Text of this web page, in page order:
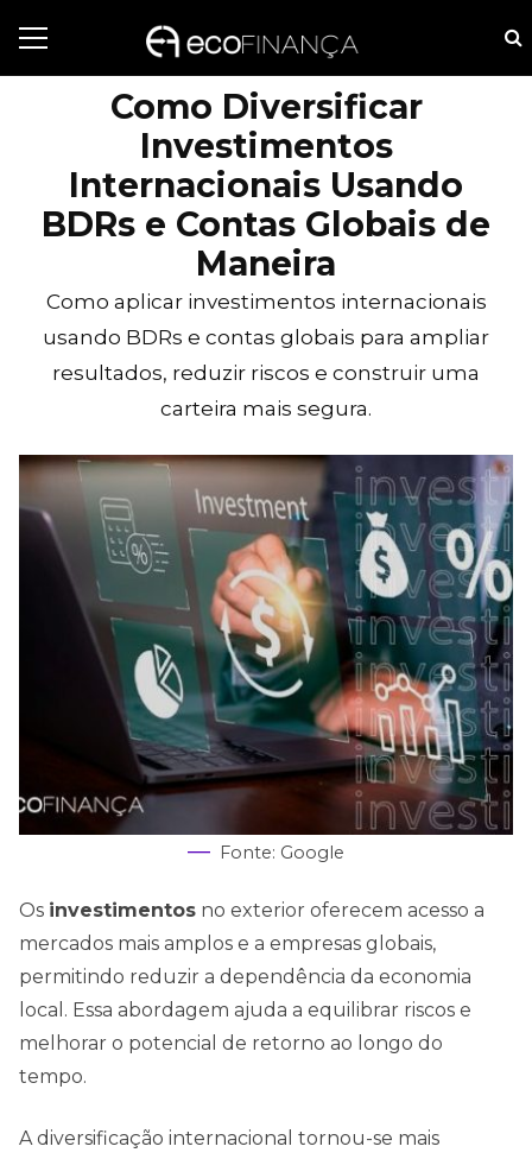
Como Diversificar
Investimentos
Internacionais Usando
BDRs e Contas Globais de
Maneira
Como aplicar investimentos internacionais
usando BDRs e contas globais para ampliar
resultados, reduzir riscos e construir uma
carteira mais segura.
Fonte: Google
Os investimentos no exterior oferecem acesso a
mercados mais amplos e a empresas globais,
permitindo reduzir a dependência da economia
local. Essa abordagem ajuda a equilibrar riscos e
melhorar o potencial de retorno ao longo do
tempo.
A diversificação internacional tornou-se mais